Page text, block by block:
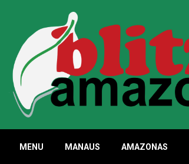
MENU MANAUS AMAZONAS